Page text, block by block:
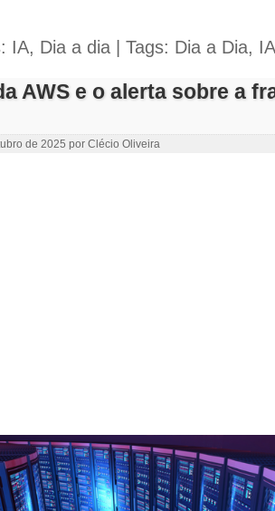
IA, Dia a dia | Tags: Dia a Dia, IA
AWS e o alerta sobre a
de 2025 por Clécio Oliveira